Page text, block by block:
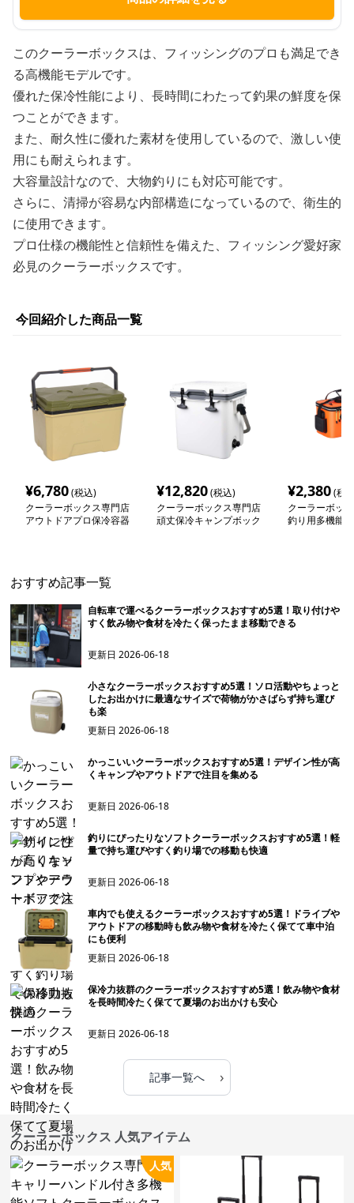
このクーラーボックスは、フィッシングのプロも満足でき
る高機能モデルです。
優れた保冷性能により、長時間にわたって釣果の鮮度を保
つことができます。
また、耐久性に優れた素材を使用しているので、激しい使
用にも耐えられます。
大容量設計なので、大物釣りにも対応可能です。
さらに、清掃が容易な内部構造になっているので、衛生的
に使用できます。
プロ仕様の機能性と信頼性を備えた、フィッシング愛好家
必見のクーラーボックスです。
今回紹介した商品一覧
¥6,780(税込)
クーラーボックス専門店
アウトドアプロ保冷容器
¥12,820(税込)
クーラーボックス専門店
頑丈保冷キャンプボック
¥2,380(税
クーラーボッ
釣り用多機能
おすすめ記事一覧
自転車で運べるクーラーボックスおすすめ5選！取り付けや
すく飲み物や食材を冷たく保ったまま移動できる
更新日2026-06-18
小さなクーラーボックスおすすめ5選！ソロ活動やちょっと
したお出かけに最適なサイズで荷物がかさばらず持ち運び
も楽
更新日2026-06-18
かっこいいクーラーボックスおすすめ5選！デザイン性が高
くキャンプやアウトドアで注目を集める
更新日2026-06-18
釣りにぴったりなソフトクーラーボックスおすすめ5選！軽
量で持ち運びやすく釣り場での移動も快適
更新日2026-06-18
車内でも使えるクーラーボックスおすすめ5選！ドライブや
アウトドアの移動時も飲み物や食材を冷たく保てて車中泊
にも便利
更新日2026-06-18
保冷力抜群のクーラーボックスおすすめ5選！飲み物や食材
を長時間冷たく保てて夏場のお出かけも安心
更新日2026-06-18
記事一覧へ ›
クーラーボックス 人気アイテム
人気